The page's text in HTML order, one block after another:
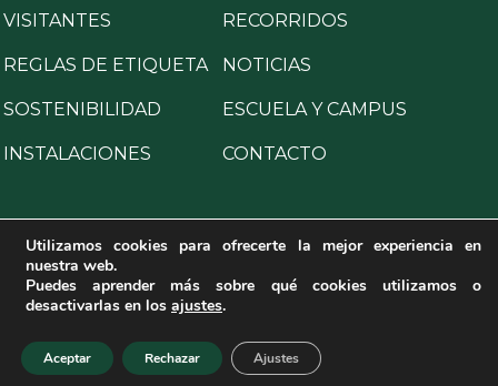
VISITANTES RECORRIDOS
REGLAS DE ETIQUETA NOTICIAS
SOSTENIBILIDAD ESCUELA Y CAMPUS
INSTALACIONES CONTACTO
Copyright © 2025 All Rights Reserved.
·Canal de denuncias
Utilizamos cookies para ofrecerte la mejor experiencia en
nuestra web.
Puedes aprender más sobre qué cookies utilizamos o
desactivarlas en los ajustes.
Aceptar Rechazar Ajustes